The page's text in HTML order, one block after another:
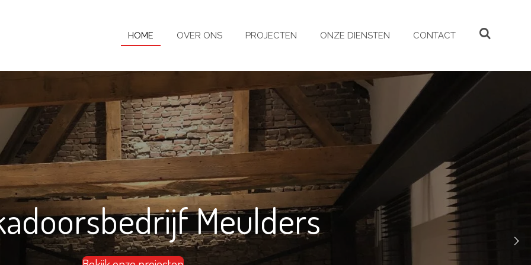
HOME OVER ONS PROJECTEN ONZE DIENSTEN CONTACT
Meulders